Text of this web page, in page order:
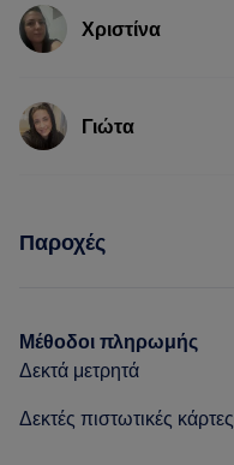
Υπηρεσίες
Πορτφόλιο
Χριστίνα
Υπηρεσίες
Πορτφόλιο
Γιώτα
Νύχια
Πορτφόλιο
Παροχές
Μέθοδοι πληρωμής
Δεκτά μετρητά
Δεκτές πιστωτικές κάρτες